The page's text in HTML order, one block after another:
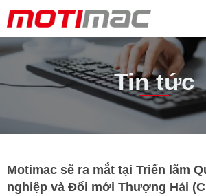
Tin tức
Motimac sẽ ra mắt tại Triển lãm
nghiệp và Đổi mới Thượng Hải